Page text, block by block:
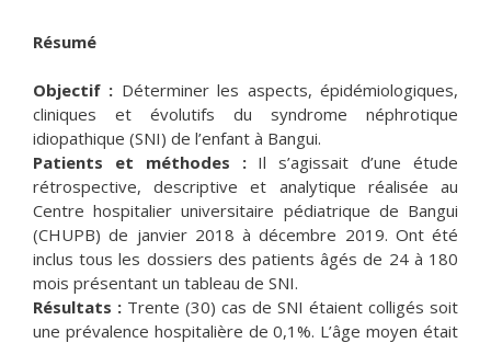
Résumé
Objectif : Déterminer les aspects, épidémiologiques,
cliniques et évolutifs du syndrome néphrotique
idiopathique (SNI) de l’enfant à Bangui.
Patients et méthodes :Il s’agissait d’une étude
rétrospective, descriptive et analytique réalisée au
Centre hospitalier universitaire pédiatrique de Bangui
(CHUPB) de janvier 2018 à décembre 2019. Ont été
inclus tous les dossiers des patients âgés de 24 à 180
mois présentant un tableau de SNI.
Résultats : Trente (30) cas de SNI étaient colligés soit
une prévalence hospitalière de 0,1%. L’âge moyen était